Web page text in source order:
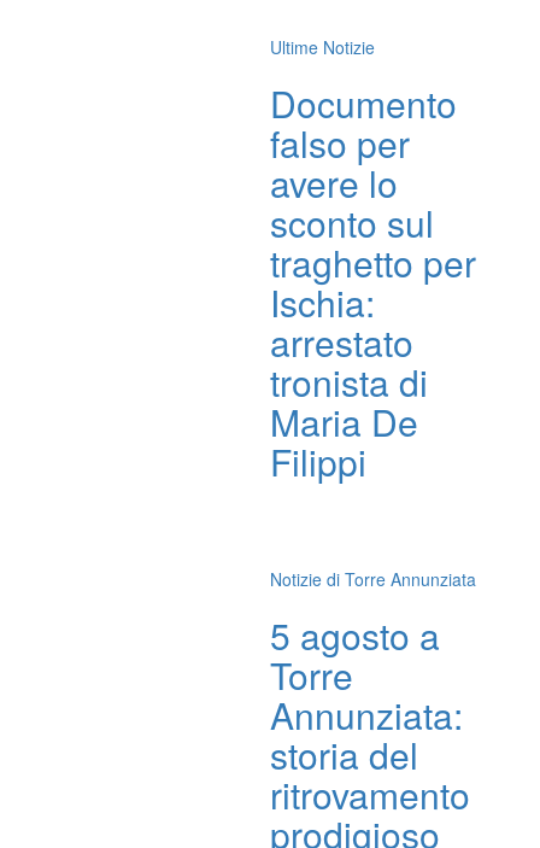
Ultime Notizie
Documento
falso per
avere lo
sconto sul
traghetto per
Ischia:
arrestato
tronista di
Maria De
Filippi
Notizie di Torre Annunziata
5 agosto a
Torre
Annunziata:
storia del
ritrovamento
prodigioso